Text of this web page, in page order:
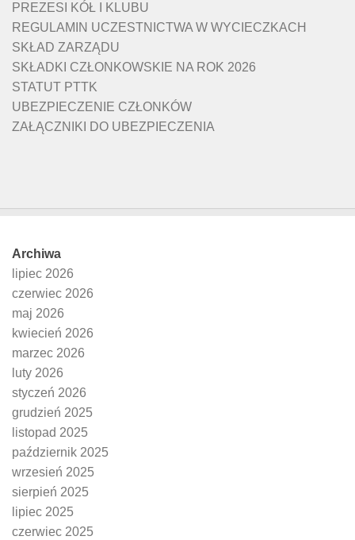
PREZESI KÓŁ I KLUBU
REGULAMIN UCZESTNICTWA W WYCIECZKACH
SKŁAD ZARZĄDU
SKŁADKI CZŁONKOWSKIE NA ROK 2026
STATUT PTTK
UBEZPIECZENIE CZŁONKÓW
ZAŁĄCZNIKI DO UBEZPIECZENIA
Archiwa
lipiec 2026
czerwiec 2026
maj 2026
kwiecień 2026
marzec 2026
luty 2026
styczeń 2026
grudzień 2025
listopad 2025
październik 2025
wrzesień 2025
sierpień 2025
lipiec 2025
czerwiec 2025